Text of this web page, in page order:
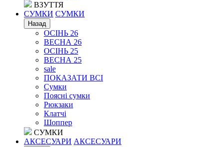
ВЗУТТЯ
СУМКИ СУМКИ
Назад
ОСІНЬ 26
ВЕСНА 26
ОСІНЬ 25
ВЕСНА 25
sale
ПОКАЗАТИ ВСІ
Сумки
Поясні сумки
Рюкзаки
Клатчі
Шоппер
СУМКИ
АКСЕСУАРИ АКСЕСУАРИ